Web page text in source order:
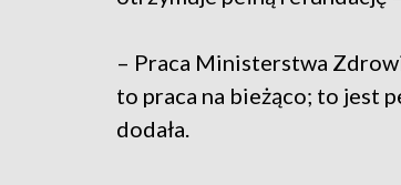
– Praca Ministerstwa
to praca na bieżąco; to jest
dodała.